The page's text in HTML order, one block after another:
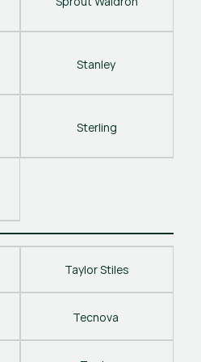
Stanley
Sterling
Taylor Stiles
Tecnova